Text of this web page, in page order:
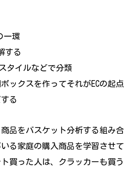
一環
する
タイルなどで分類
ックスを作ってそれがECの起
る
品をバスケット分析する組み合
る家庭の購入商品を学習させ
買った人は、クラッカーも買